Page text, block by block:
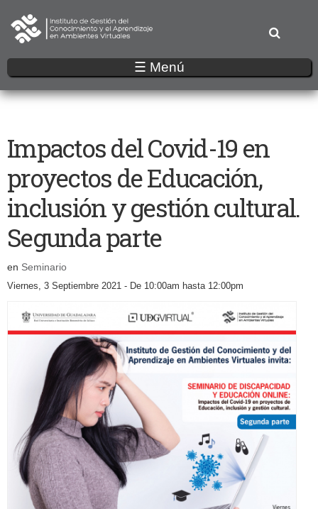
al
contenido
principal
☰ Menú
Impactos del Covid-19 en
proyectos de Educación,
inclusión y gestión cultural.
Segunda parte
en Seminario
Viernes, 3 Septiembre 2021 - De 10:00am hasta 12:00pm